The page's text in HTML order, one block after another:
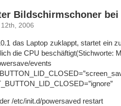
Bildschirmschoner bei
2006
das Laptop zuklappt, startet ein
die CPU beschäftigt(Stichworte:
events
/etc/init.d/powersaved restart